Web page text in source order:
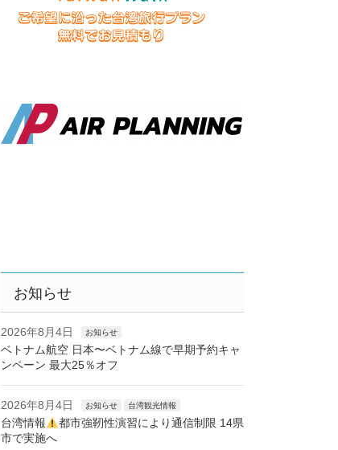
お知らせ
2026年8月4日 お知らせ
ベトナム航空 日本〜ベトナム線で早期予約キャ
ンペーン 最大25％オフ
2026年8月4日 お知らせ 台湾観光情報
台湾情報
都市強靭性演習により通信制限 14県
市で実施へ